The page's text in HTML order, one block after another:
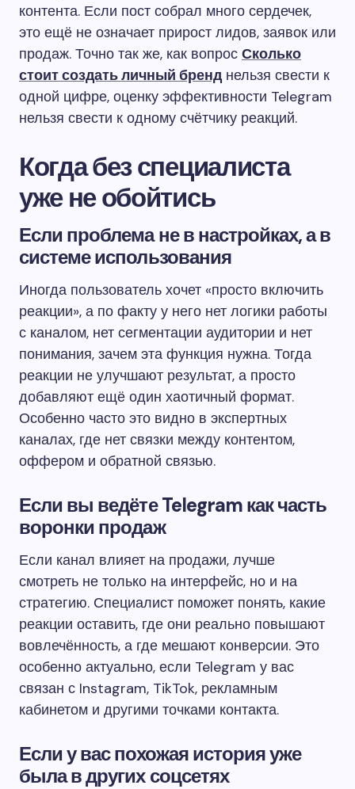
контента. Если пост собрал много сердечек,
это ещё не означает прирост лидов, заявок или
продаж. Точно так же, как вопрос Сколько
стоит создать личный бренд нельзя свести к
одной цифре, оценку эффективности Telegram
нельзя свести к одному счётчику реакций.
Когда без специалиста
уже не обойтись
Если проблема не в настройках, а в
системе использования
Иногда пользователь хочет «просто включить
реакции», а по факту у него нет логики работы
с каналом, нет сегментации аудитории и нет
понимания, зачем эта функция нужна. Тогда
реакции не улучшают результат, а просто
добавляют ещё один хаотичный формат.
Особенно часто это видно в экспертных
каналах, где нет связки между контентом,
оффером и обратной связью.
Если вы ведёте Telegram как часть
воронки продаж
Если канал влияет на продажи, лучше
смотреть не только на интерфейс, но и на
стратегию. Специалист поможет понять, какие
реакции оставить, где они реально повышают
вовлечённость, а где мешают конверсии. Это
особенно актуально, если Telegram у вас
связан с Instagram, TikTok, рекламным
кабинетом и другими точками контакта.
Если у вас похожая история уже
была в других соцсетях